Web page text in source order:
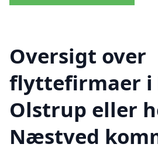
Oversigt over
flyttefirmaer i
Olstrup eller
Næstved